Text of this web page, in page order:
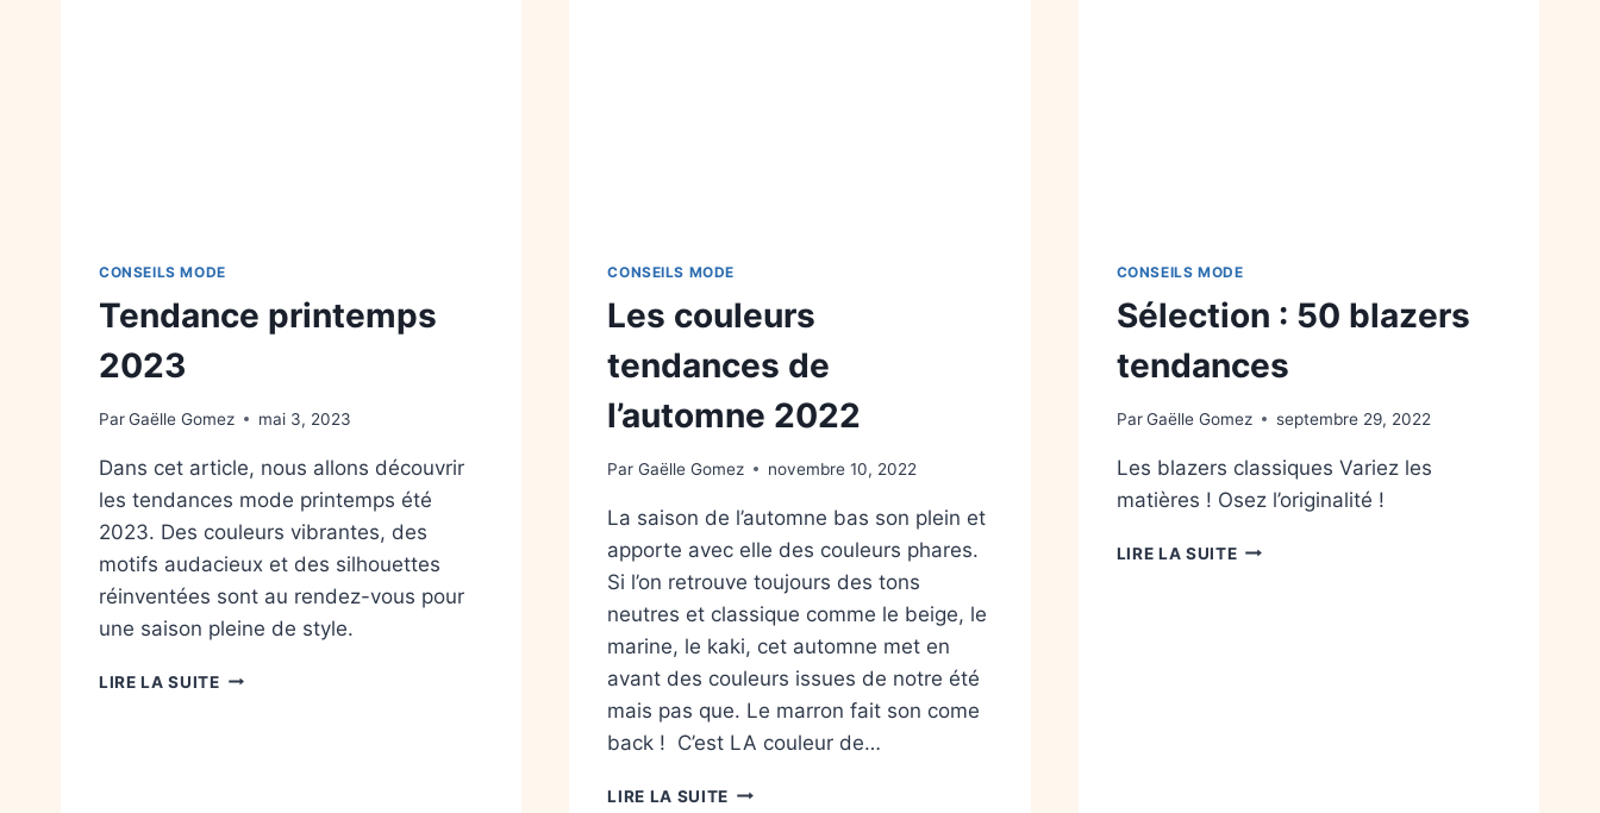
CONSEILS MODE
Tendance printemps
2023
ParGaëlle Gomez mai 3, 2023
Dans cet article, nous allons découvrir
les tendances mode printemps été
2023. Des couleurs vibrantes, des
motifs audacieux et des silhouettes
réinventées sont au rendez-vous pour
une saison pleine de style.
LIRE LA SUITE
CONSEILS MODE
Les couleurs
tendances de
l’automne 2022
Par Gaëlle Gomez novembre 10, 2022
La saison de l’automne bas son plein et
apporte avec elle des couleurs phares.
Si l’on retrouve toujours des tons
neutres et classique comme le beige, le
marine, le kaki, cet automne met en
avant des couleurs issues de notre été
mais pas que. Le marron fait son come
back ! C’est LA couleur de…
LIRE LA SUITE
CONSEILS MODE
Sélection : 50 blazers
tendances
Par Gaëlle Gomez septembre 29, 2022
Les blazers classiques Variez les
matières ! Osez l’originalité !
LIRE LA SUITE